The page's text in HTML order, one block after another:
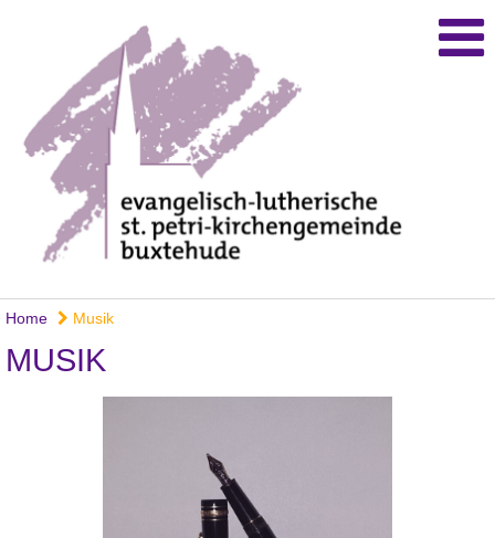
Home Musik
MUSIK